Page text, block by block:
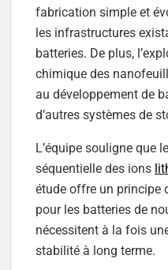
fabrication simple et
les infrastructures
batteries. De plus,
chimique des
au développement de
d’autres systèmes de
L’équipe souligne que
séquentielle des ions
étude offre un principe
pour les batteries de
nécessitent à la fois
stabilité à long terme.